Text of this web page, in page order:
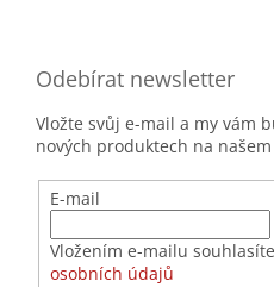
Odebírat newsletter
Vložte svůj e-mail a my vám
nových produktech na
E-mail
Vložením e-mailu
osobních údajů